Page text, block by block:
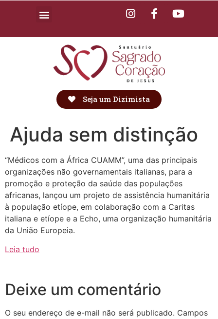
Seja um Dizimista
Ajuda sem distinção
“Médicos com a África CUAMM”, uma das principais
organizações não governamentais italianas, para a
promoção e proteção da saúde das populações
africanas, lançou um projeto de assistência humanitária
à população etíope, em colaboração com a Caritas
italiana e etíope e a Echo, uma organização humanitária
da União Europeia.
Leia tudo
Deixe um comentário
O seu endereço de e-mail não será publicado. Campos